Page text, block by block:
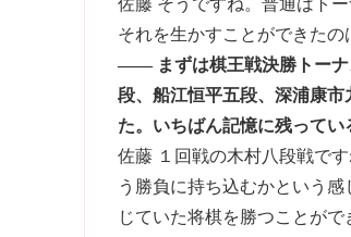
佐藤 そうですね。普通はト
それを生かすことができたの
―― まずは棋王戦決勝トーナ
段、船江恒平五段、深浦康
た。いちばん記憶に残ってい
佐藤 １回戦の木村八段戦で
う勝負に持ち込むかという
じていた将棋を勝つことが